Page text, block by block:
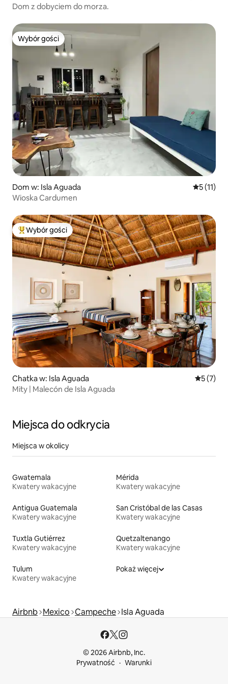
Dom z dobyciem do morza.
Wybór gości
Wybór gości
Dom w: Isla Aguada Średnia
5 (11)
Wioska Cardumen
Najpopularniejsze z kategorii Wybór gości
Wybór gości
Chatka w: Isla Aguada Średnia
5 (7)
Mity | Malecón de Isla Aguada
Miejsca do odkrycia
Miejsca w okolicy
Gwatemala
Kwatery wakacyjne
Mérida
Kwatery wakacyjne
Antigua Guatemala
Kwatery wakacyjne
San Cristóbal de las Casas
Kwatery wakacyjne
Tuxtla Gutiérrez
Kwatery wakacyjne
Quetzaltenango
Kwatery wakacyjne
Tulum
Kwatery wakacyjne
Pokaż więcej
Airbnb Mexico Campeche Isla Aguada
© 2026 Airbnb, Inc.
Prywatność
Warunki